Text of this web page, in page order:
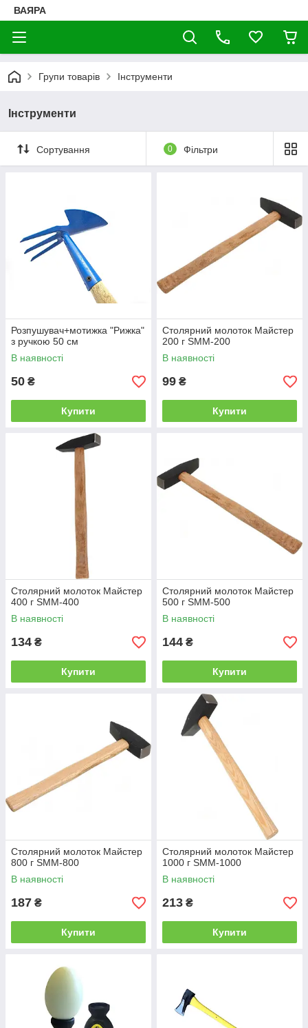
ВАЯРА
Групи товарів Інструменти
Інструменти
Сортування 0 Фільтри
Розпушувач+мотижка "Рижка"
з ручкою 50 см
В наявності
50 ₴
Купити
Столярний молоток Майстер
200 г SММ-200
В наявності
99 ₴
Купити
Столярний молоток Майстер
400 г SММ-400
В наявності
134 ₴
Купити
Столярний молоток Майстер
500 г SММ-500
В наявності
144 ₴
Купити
Столярний молоток Майстер
800 г SММ-800
В наявності
187 ₴
Купити
Столярний молоток Майстер
1000 г SММ-1000
В наявності
213 ₴
Купити